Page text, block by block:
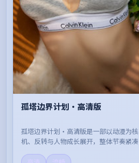
孤塔边界计划·高清版
孤塔边界计划·高清版是一部以动漫为
机、反转与人物成长展开，整体节奏紧凑